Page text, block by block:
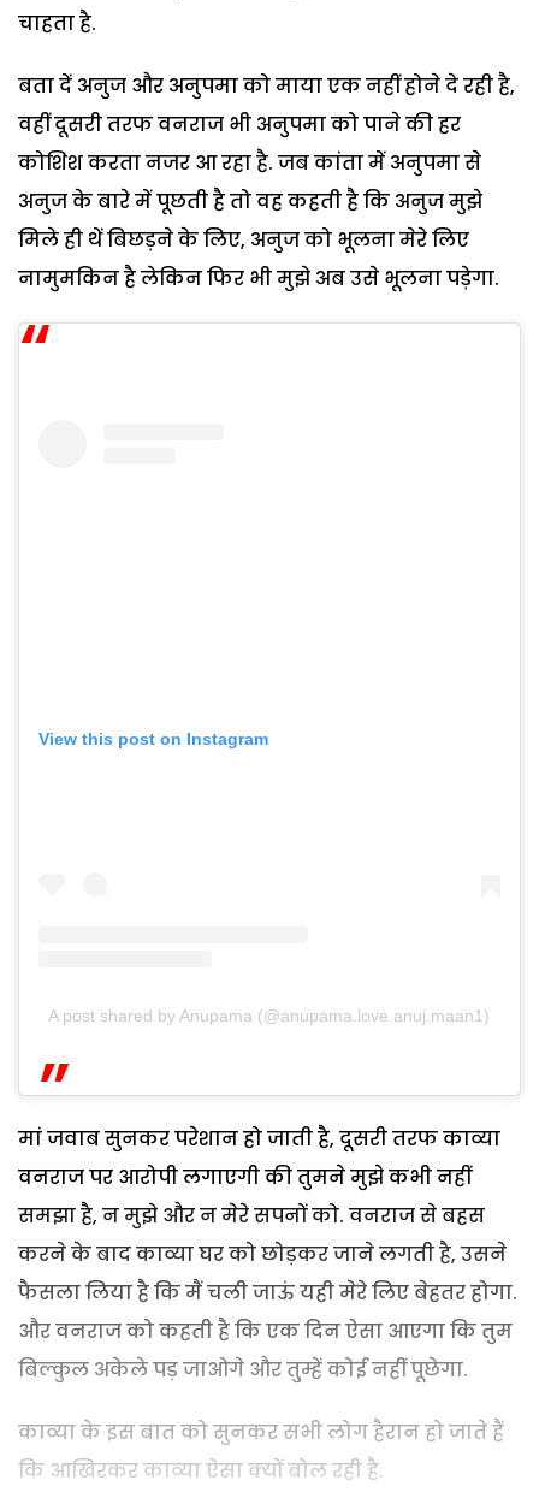
चाहता है.
बता दें अनुज और अनुपमा को माया एक नहीं होने दे रही है,
वहीं दूसरी तरफ वनराज भी अनुपमा को पाने की हर
कोशिश करता नजर आ रहा है. जब कांता में अनुपमा से
अनुज के बारे में पूछती है तो वह कहती है कि अनुज मुझे
मिले ही थें बिछड़ने के लिए, अनुज को भूलना मेरे लिए
नामुमकिन है लेकिन फिर भी मुझे अब उसे भूलना पड़ेगा.
View this post on Instagram
A post shared by Anupama (@anupama.love.anuj.maan1)
मां जवाब सुनकर परेशान हो जाती है, दूसरी तरफ काव्या
वनराज पर आरोपी लगाएगी की तुमने मुझे कभी नहीं
समझा है, न मुझे और न मेरे सपनों को. वनराज से बहस
करने के बाद काव्या घर को छोड़कर जाने लगती है, उसने
फैसला लिया है कि मैं चली जाऊं यही मेरे लिए बेहतर होगा.
और वनराज को कहती है कि एक दिन ऐसा आएगा कि तुम
बिल्कुल अकेले पड़ जाओगे और तु्म्हें कोई नहीं पूछेगा.
काव्या के इस बात को सुनकर सभी लोग हैरान हो जाते हैं
कि आखिरकर काव्या ऐसा क्यों बोल रही है.